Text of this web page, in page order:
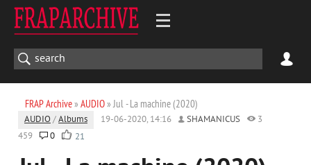
FRAP Archive» AUDIO» Jul - La machine (2020)
AUDIO /Albums 19-06-2020, 14:16 SHAMANICUS
3
459
0 21